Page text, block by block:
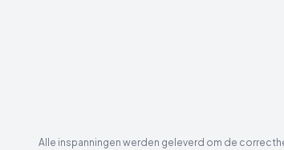
Alle inspanningen werden geleverd om de